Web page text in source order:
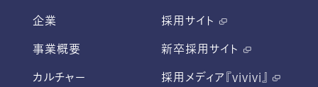
企業
事業概要
カルチャー
採用サイト
新卒採用サイト
採用メディア『vivivi』